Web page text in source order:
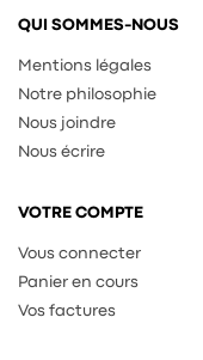
QUI SOMMES-NOUS
Mentions légales
Notre philosophie
Nous joindre
Nous écrire
VOTRE COMPTE
Vous connecter
Panier en cours
Vos factures